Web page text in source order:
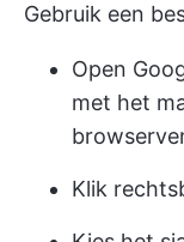
Gebruik een
Open
met het
Klik